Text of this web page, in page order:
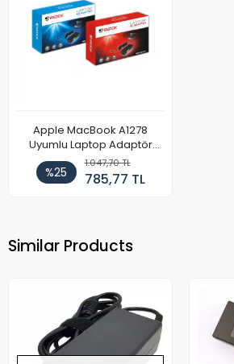
Apple MacBook A1278
Uyumlu Laptop Adaptör
60W
%25
1.047,70 TL
785,77 TL
Similar Products